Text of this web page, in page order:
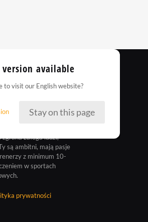
załoga ludzi,
są ambitni, mają pasje
z minimum 10-
w sportach
prywatności
version available
to visit our English website?
Stay on this page